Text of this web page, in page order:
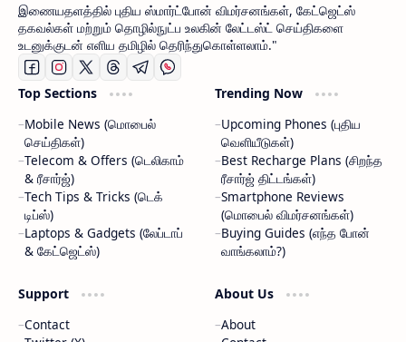
இணையதளத்தில் புதிய ஸ்மார்ட்போன் விமர்சனங்கள், கேட்ஜெட்ஸ்
தகவல்கள் மற்றும் தொழில்நுட்ப உலகின் லேட்டஸ்ட் செய்திகளை
உடனுக்குடன் எளிய தமிழில் தெரிந்துகொள்ளலாம்."
Top Sections
Mobile News (மொபைல்
செய்திகள்)
Telecom & Offers (டெலிகாம்
& ரீசார்ஜ்)
Tech Tips & Tricks (டெக்
டிப்ஸ்)
Laptops & Gadgets (லேப்டாப்
& கேட்ஜெட்ஸ்)
Trending Now
Upcoming Phones (புதிய
வெளியீடுகள்)
Best Recharge Plans (சிறந்த
ரீசார்ஜ் திட்டங்கள்)
Smartphone Reviews
(மொபைல் விமர்சனங்கள்)
Buying Guides (எந்த போன்
வாங்கலாம்?)
Support
Contact
About Us
About